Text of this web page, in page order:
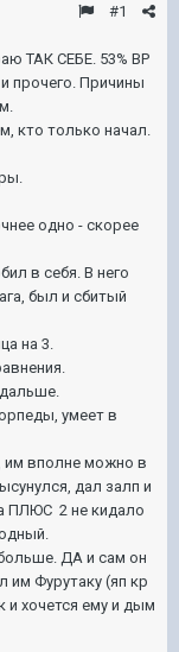
#1
ТАК СЕБЕ. 53% ВР
прочего. Причины
кто только начал.
одно - скорее
в себя. В него
был и сбитый
на 3.
умеет в
им вполне можно в
дал залп и
ПЛЮС 2 не кидало
ДА и сам он
им Фурутаку (яп кр
и хочется ему и дым